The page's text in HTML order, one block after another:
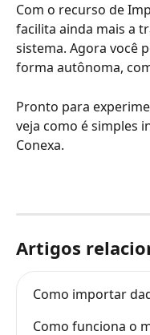
Com o recurso de
facilita ainda mais a
sistema. Agora você
forma autônoma,
Pronto para
veja como é simples
Conexa.
Artigos
Como importar
Como funciona o